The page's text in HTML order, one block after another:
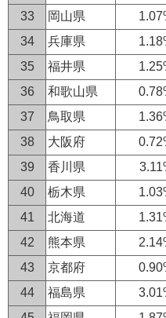
33
岡山県
34
兵庫県
35
福井県
36
和歌山県
37
鳥取県
38
大阪府
39
香川県
40
栃木県
41
北海道
42
熊本県
43
京都府
44
福島県